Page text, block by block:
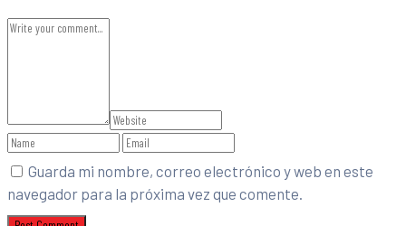
Guarda mi nombre, correo electrónico y web en este
navegador para la próxima vez que comente.